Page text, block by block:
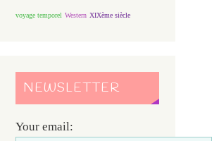
voyage temporel Western XIXème siècle
NEWSLETTER
Your email: